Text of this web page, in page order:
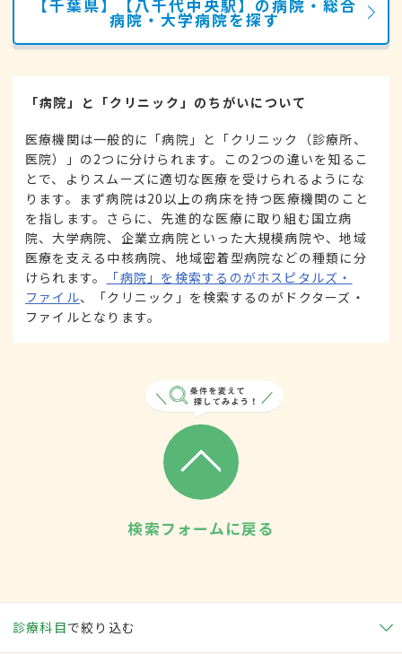
【千葉県】【八千代中央駅】の病院・総合
病院・大学病院を探す
「病院」と「クリニック」のちがいについて
医療機関は一般的に「病院」と「クリニック（診療所、
医院）」の2つに分けられます。この2つの違いを知るこ
とで、よりスムーズに適切な医療を受けられるようにな
ります。まず病院は20以上の病床を持つ医療機関のこと
を指します。さらに、先進的な医療に取り組む国立病
院、大学病院、企業立病院といった大規模病院や、地域
医療を支える中核病院、地域密着型病院などの種類に分
けられます。
「病院」を検索するのがホスピタルズ・
ファイル、「クリニック」を検索するのがドクターズ・
ファイルとなります。
検索フォームに戻る
診療科目で絞り込む